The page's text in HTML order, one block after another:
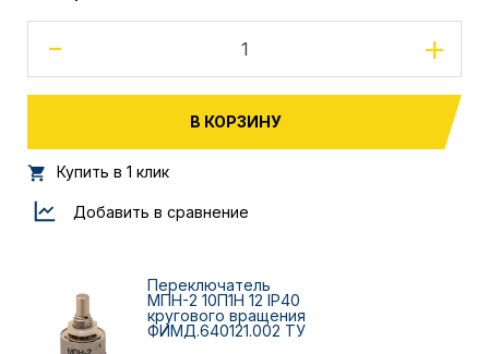
- +
В КОРЗИНУ
Купить в 1 клик
Добавить в сравнение
Переключатель
МПН-2 10П1Н 12 IP40
кругового вращения
ФИМД.640121.002 ТУ